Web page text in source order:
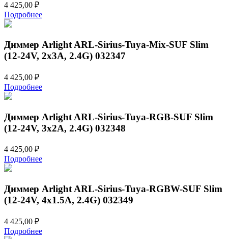
4 425,00 ₽
Подробнее
Диммер Arlight ARL-Sirius-Tuya-Mix-SUF Slim
(12-24V, 2x3A, 2.4G) 032347
4 425,00 ₽
Подробнее
Диммер Arlight ARL-Sirius-Tuya-RGB-SUF Slim
(12-24V, 3x2A, 2.4G) 032348
4 425,00 ₽
Подробнее
Диммер Arlight ARL-Sirius-Tuya-RGBW-SUF Slim
(12-24V, 4x1.5A, 2.4G) 032349
4 425,00 ₽
Подробнее